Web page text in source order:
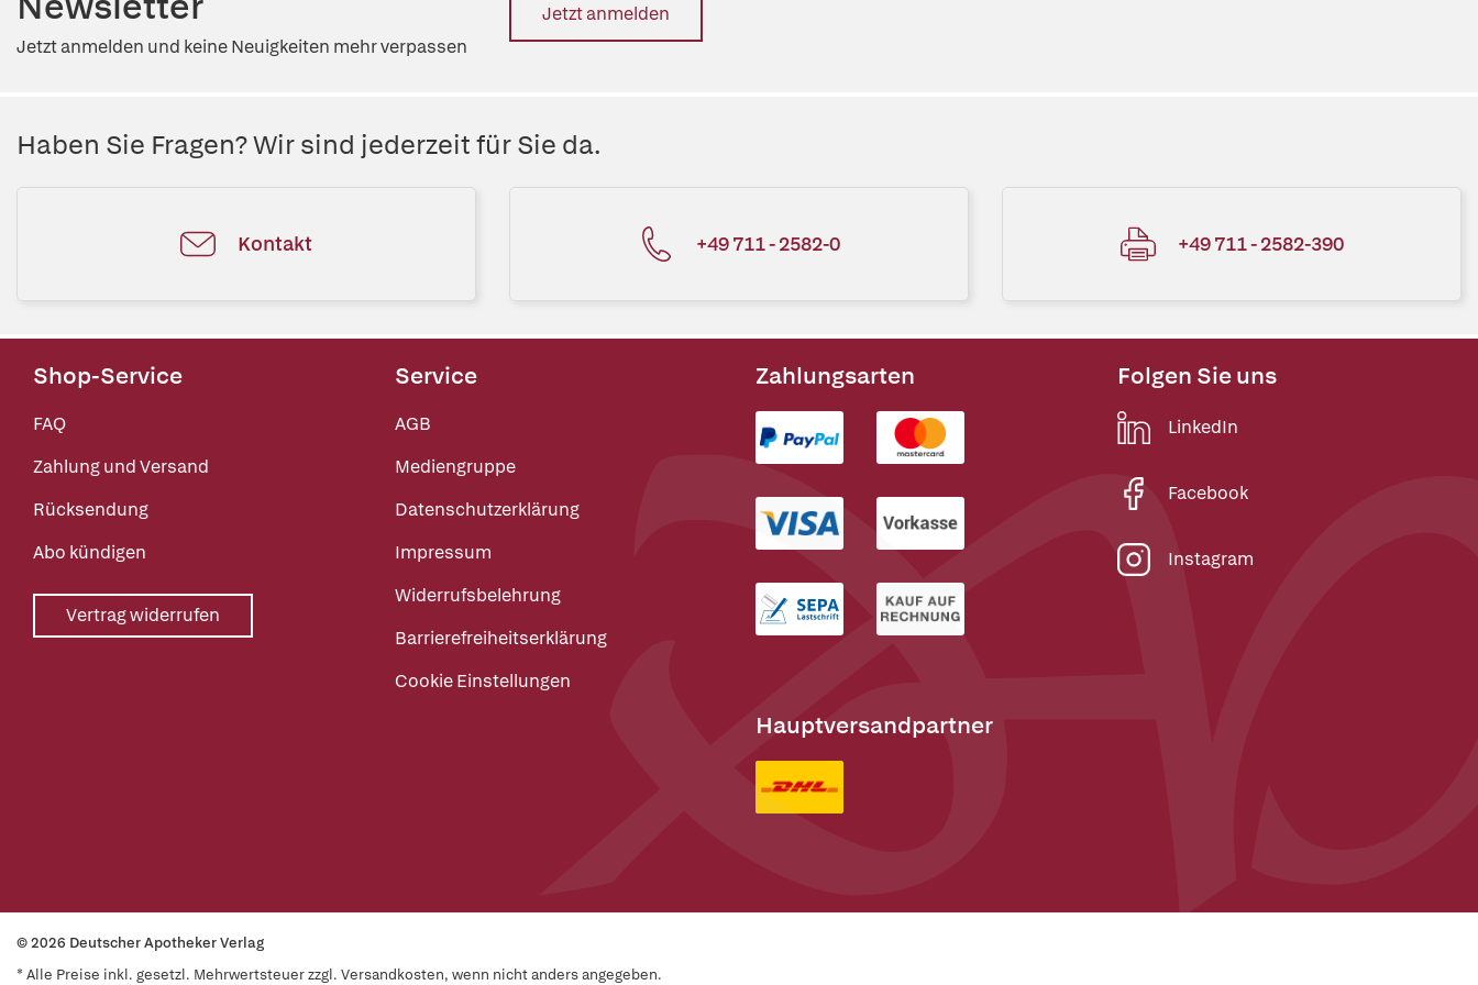
Jetzt anmelden und keine Neuigkeiten mehr verpassen
Jetzt anmelden
Haben Sie Fragen? Wir sind jederzeit für Sie da.
Kontakt +49 711 - 2582-0 +49 711 - 2582-390
Shop-Service
FAQ
Zahlung und Versand
Rücksendung
Abo kündigen
Vertrag widerrufen
Service
AGB
Mediengruppe
Datenschutzerklärung
Impressum
Widerrufsbelehrung
Barrierefreiheitserklärung
Cookie Einstellungen
Zahlungsarten
Hauptversandpartner
Folgen Sie uns
LinkedIn
Facebook
Instagram
© 2026 Deutscher Apotheker Verlag
* Alle Preise inkl. gesetzl. Mehrwertsteuer zzgl. Versandkosten, wenn nicht anders angegeben.